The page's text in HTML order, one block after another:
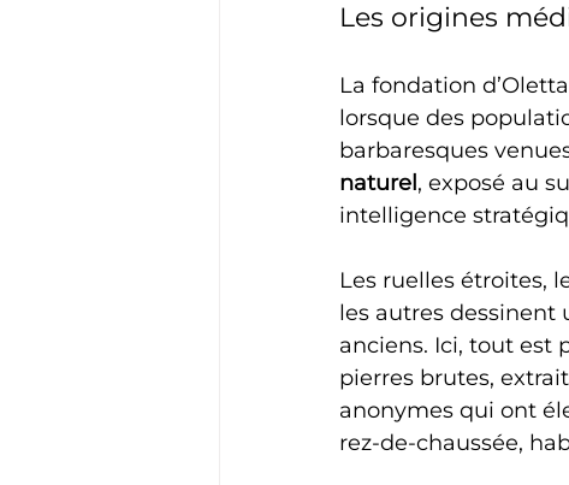
Les origines
La fondation
lorsque des
barbaresques
naturel , exposé au
intelligence
Les ruelles étroites,
les autres dessinent
anciens. Ici, tout est
pierres brutes,
anonymes qui ont
rez-de-chaussée,